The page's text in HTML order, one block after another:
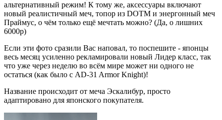
альтернативный режим! К тому же, аксессуары включают
новый реалистичный меч, топор из DOTM и энергонный меч
Праймус, о чём только ещё мечтать можно? (Да, о лишних
6000р)
Если эти фото сразили Вас наповал, то поспешите - японцы
весь месяц усиленно рекламировали новый Лидер класс, так
что уже через неделю во всём мире может ни одного не
остаться (как было с AD-31 Armor Knight)!
Название происходит от меча Эскалибур, просто
адаптировано для японского покупателя.